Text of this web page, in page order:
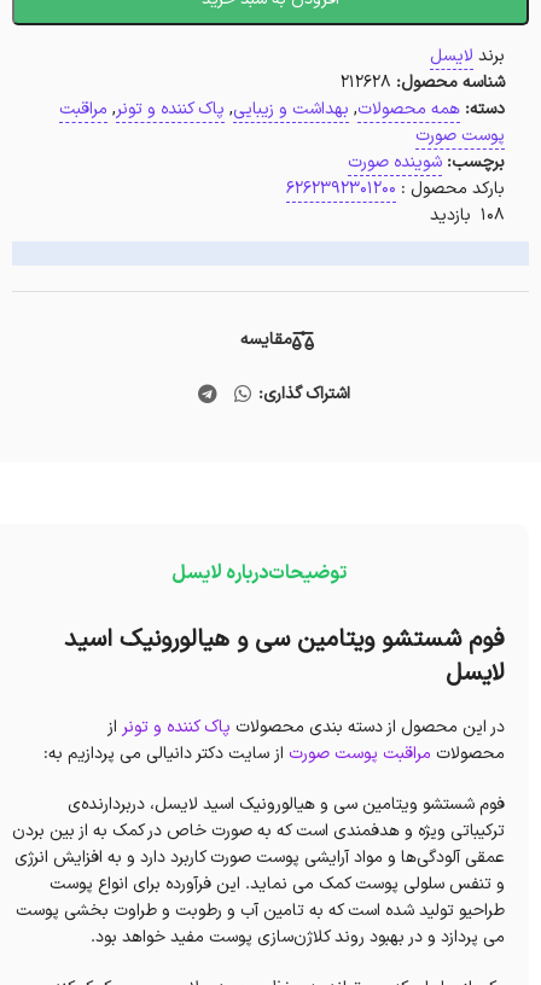
برند لایسل
شناسه محصول: 212628
دسته: همه محصولات, بهداشت و زیبایی, پاک کننده و تونر, مراقبت
پوست صورت
برچسب: شوینده صورت
بارکد محصول : 6262392301200
108 بازدید
مقایسه
اشتراک گذاری:
توضیحاتدرباره لایسل
فوم شستشو ویتامین سی و هیالورونیک اسید
لایسل
در این محصول از دسته بندی محصولات پاک کننده و تونر از
محصولات مراقبت پوست صورت از سایت دکتر دانیالی می پردازیم به:
فوم شستشو ویتامین سی و هیالورونیک اسید لایسل، دربردارنده‌ی
ترکیباتی ویژه و هدفمندی است که به صورت خاص در کمک به از بین بردن
عمقی آلودگی‌ها و مواد آرایشی پوست صورت کاربرد دارد و به افزایش انرژی
و تنفس سلولی پوست کمک می نماید. این فرآورده برای انواع پوست
طراحیو تولید شده است که به تامین آب و رطوبت و طراوت بخشی پوست
می‌ پردازد و در بهبود روند کلاژن‌سازی پوست مفید خواهد بود.